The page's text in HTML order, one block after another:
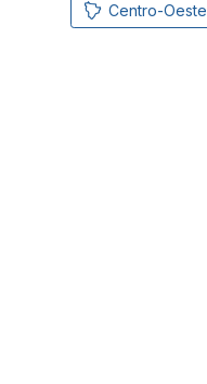
Centro-Oeste